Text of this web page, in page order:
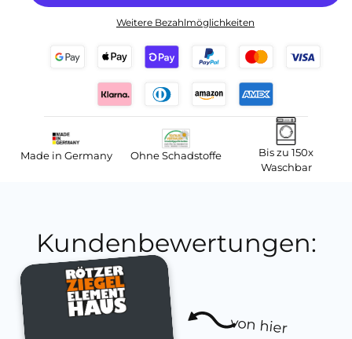
Weitere Bezahlmöglichkeiten
Made in Germany Ohne Schadstoffe
Bis zu 150x
Waschbar
Kundenbewertungen:
von hier